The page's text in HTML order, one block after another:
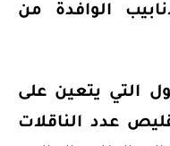
الوافدة من
التي يتعين على
عدد الناقلات